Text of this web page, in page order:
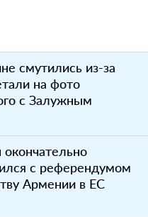
смутились из-за
на фото
с Залужным
с референдумом
Армении в ЕС